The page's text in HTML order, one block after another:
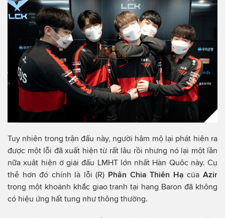
Tuy nhiên trong trận đấu này, người hâm mộ lại phát hiện ra
được một lỗi đã xuất hiện từ rất lâu rồi nhưng nó lại một lần
nữa xuât hiện ở giải đấu LMHT lớn nhất Hàn Quôc này. Cụ
thể hơn đó chính là lỗi (R) Phân Chia Thiên Hạ củaAzir
trong một khoảnh khắc giao tranh tại hang Baron đã không
có hiệu ứng hất tung như thông thường.